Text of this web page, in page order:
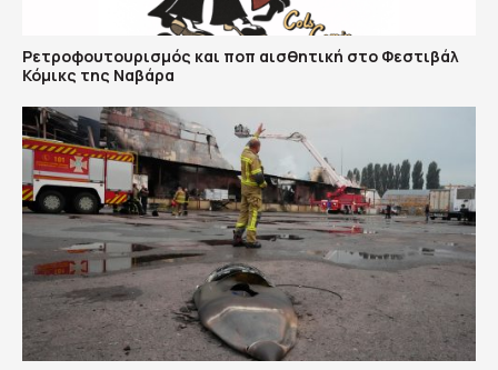
Ρετροφουτουρισμός και ποπ αισθητική στο Φεστιβάλ
Κόμικς της Ναβάρα